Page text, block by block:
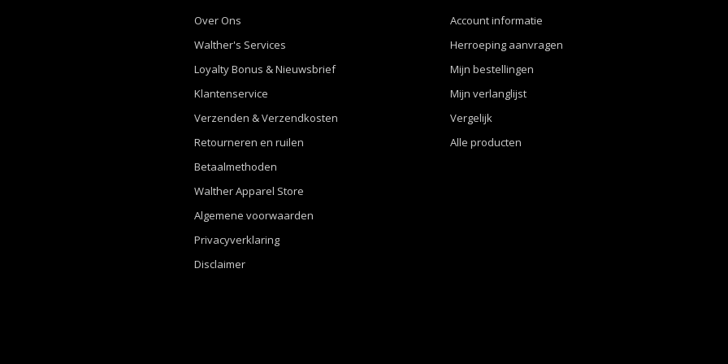
Over Ons
Walther's Services
Loyalty Bonus & Nieuwsbrief
Klantenservice
Verzenden & Verzendkosten
Retourneren en ruilen
Betaalmethoden
Walther Apparel Store
Algemene voorwaarden
Privacyverklaring
Disclaimer
Account informatie
Herroeping aanvragen
Mijn bestellingen
Mijn verlanglijst
Vergelijk
Alle producten